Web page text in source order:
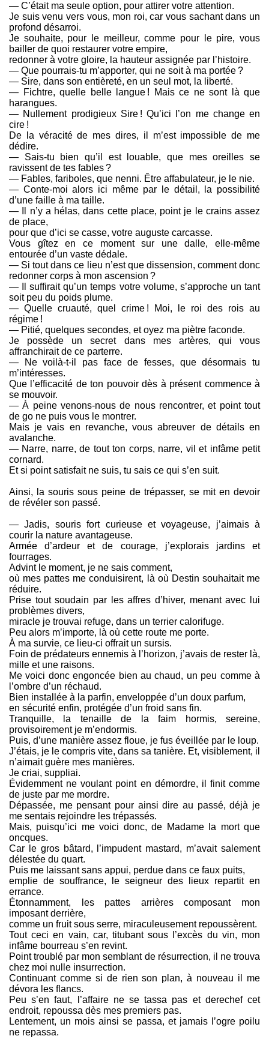
— C’était ma seule option, pour attirer votre attention.
Je suis venu vers vous, mon roi, car vous sachant dans un
profond désarroi.
Je souhaite, pour le meilleur, comme pour le pire, vous
bailler de quoi restaurer votre empire,
redonner à votre gloire, la hauteur assignée par l’histoire.
— Que pourrais-tu m’apporter, qui ne soit à ma portée ?
— Sire, dans son entièreté, en un seul mot, la liberté.
— Fichtre, quelle belle langue ! Mais ce ne sont là que
harangues.
— Nullement prodigieux Sire ! Qu’ici l’on me change en
cire !
De la véracité de mes dires, il m’est impossible de me
dédire.
— Sais-tu bien qu’il est louable, que mes oreilles se
ravissent de tes fables ?
— Fables, fariboles, que nenni. Être affabulateur, je le nie.
— Conte-moi alors ici même par le détail, la possibilité
d’une faille à ma taille.
— Il n’y a hélas, dans cette place, point je le crains assez
de place,
pour que d’ici se casse, votre auguste carcasse.
Vous gîtez en ce moment sur une dalle, elle-même
entourée d’un vaste dédale.
— Si tout dans ce lieu n’est que dissension, comment donc
redonner corps à mon ascension ?
— Il suffirait qu’un temps votre volume, s’approche un tant
soit peu du poids plume.
— Quelle cruauté, quel crime ! Moi, le roi des rois au
régime !
— Pitié, quelques secondes, et oyez ma piètre faconde.
Je possède un secret dans mes artères, qui vous
affranchirait de ce parterre.
— Ne voilà-t-il pas face de fesses, que désormais tu
m’intéresses.
Que l’efficacité de ton pouvoir dès à présent commence à
se mouvoir.
— À peine venons-nous de nous rencontrer, et point tout
de go ne puis vous le montrer.
Mais je vais en revanche, vous abreuver de détails en
avalanche.
— Narre, narre, de tout ton corps, narre, vil et infâme petit
cornard.
Et si point satisfait ne suis, tu sais ce qui s’en suit.
Ainsi, la souris sous peine de trépasser, se mit en devoir
de révéler son passé.
— Jadis, souris fort curieuse et voyageuse, j’aimais à
courir la nature avantageuse.
Armée d’ardeur et de courage, j’explorais jardins et
fourrages.
Advint le moment, je ne sais comment,
où mes pattes me conduisirent, là où Destin souhaitait me
réduire.
Prise tout soudain par les affres d’hiver, menant avec lui
problèmes divers,
miracle je trouvai refuge, dans un terrier calorifuge.
Peu alors m’importe, là où cette route me porte.
À ma survie, ce lieu-ci offrait un sursis.
Foin de prédateurs ennemis à l’horizon, j’avais de rester là,
mille et une raisons.
Me voici donc engoncée bien au chaud, un peu comme à
l’ombre d’un réchaud.
Bien installée à la parfin, enveloppée d’un doux parfum,
en sécurité enfin, protégée d’un froid sans fin.
Tranquille, la tenaille de la faim hormis, sereine,
provisoirement je m’endormis.
Puis, d’une manière assez floue, je fus éveillée par le loup.
J’étais, je le compris vite, dans sa tanière. Et, visiblement, il
n’aimait guère mes manières.
Je criai, suppliai.
Évidemment ne voulant point en démordre, il finit comme
de juste par me mordre.
Dépassée, me pensant pour ainsi dire au passé, déjà je
me sentais rejoindre les trépassés.
Mais, puisqu’ici me voici donc, de Madame la mort que
oncques.
Car le gros bâtard, l’impudent mastard, m’avait salement
délestée du quart.
Puis me laissant sans appui, perdue dans ce faux puits,
emplie de souffrance, le seigneur des lieux repartit en
errance.
Étonnamment, les pattes arrières composant mon
imposant derrière,
comme un fruit sous serre, miraculeusement repoussèrent.
Tout ceci en vain, car, titubant sous l’excès du vin, mon
infâme bourreau s’en revint.
Point troublé par mon semblant de résurrection, il ne trouva
chez moi nulle insurrection.
Continuant comme si de rien son plan, à nouveau il me
dévora les flancs.
Peu s’en faut, l’affaire ne se tassa pas et derechef cet
endroit, repoussa dès mes premiers pas.
Lentement, un mois ainsi se passa, et jamais l’ogre poilu
ne repassa.